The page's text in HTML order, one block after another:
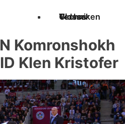
Techniken
Videos
Glossar
Komronshokh
Klen Kristofer